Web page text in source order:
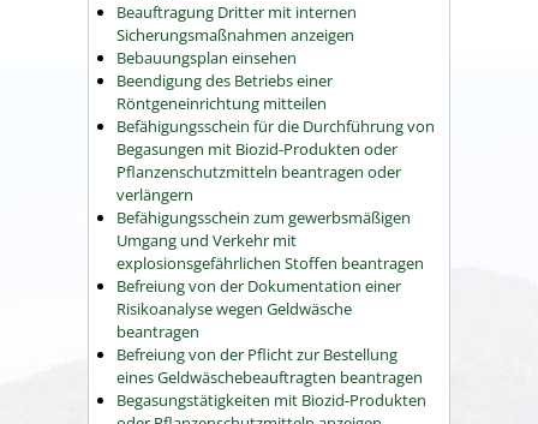
Beauftragung Dritter mit internen
Sicherungsmaßnahmen anzeigen
Bebauungsplan einsehen
Beendigung des Betriebs einer
Röntgeneinrichtung mitteilen
Befähigungsschein für die Durchführung von
Begasungen mit Biozid-Produkten oder
Pflanzenschutzmitteln beantragen oder
verlängern
Befähigungsschein zum gewerbsmäßigen
Umgang und Verkehr mit
explosionsgefährlichen Stoffen beantragen
Befreiung von der Dokumentation einer
Risikoanalyse wegen Geldwäsche
beantragen
Befreiung von der Pflicht zur Bestellung
eines Geldwäschebeauftragten beantragen
Begasungstätigkeiten mit Biozid-Produkten